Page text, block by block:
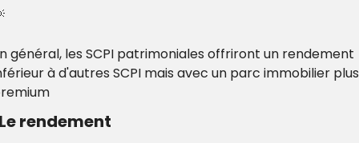
général, les SCPI patrimoniales offriront un rendement
à d'autres SCPI mais avec un parc immobilier plus
rendement